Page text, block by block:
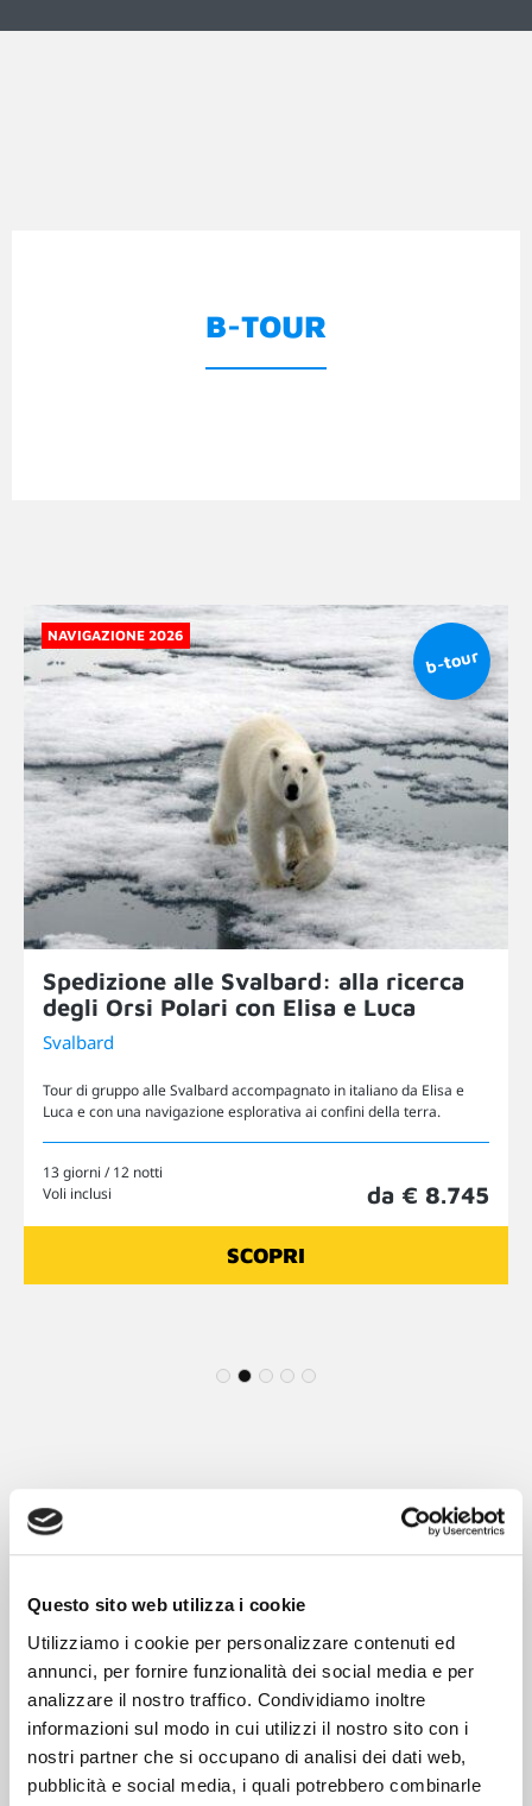
Questo sito web utilizza i cookie
Utilizziamo i cookie per personalizzare contenuti ed
annunci, per fornire funzionalità dei social media e per
analizzare il nostro traffico. Condividiamo inoltre
informazioni sul modo in cui utilizzi il nostro sito con i
nostri partner che si occupano di analisi dei dati web,
pubblicità e social media, i quali potrebbero combinarle
B-TOUR
NAVIGAZIONE 2026
Spedizione alle Svalbard: alla ricerca
degli Orsi Polari con Elisa e Luca
Svalbard
Tour di gruppo alle Svalbard accompagnato in italiano da Elisa e
Luca e con una navigazione esplorativa ai confini della terra.
13 giorni / 12 notti
Voli inclusi
da € 8.745
SCOPRI
4 5
SU MISURA